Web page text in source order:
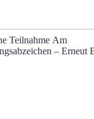
Teilnahme Am
– Erneut